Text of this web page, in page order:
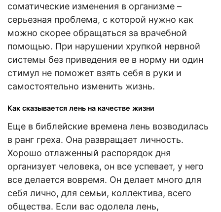
соматические изменения в организме –
серьезная проблема, с которой нужно как
можно скорее обращаться за врачебной
помощью. При нарушении хрупкой нервной
системы без приведения ее в норму ни один
стимул не поможет взять себя в руки и
самостоятельно изменить жизнь.
Как сказывается лень на качестве жизни
Еще в библейские времена лень возводилась
в ранг греха. Она развращает личность.
Хорошо отлаженный распорядок дня
организует человека, он все успевает, у него
все делается вовремя. Он делает много для
себя лично, для семьи, коллектива, всего
общества. Если вас одолела лень,